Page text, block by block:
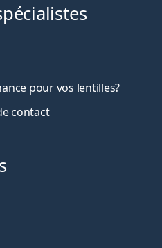
pour vos lentilles?
contact